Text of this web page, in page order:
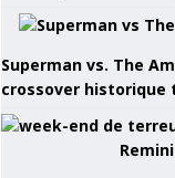
Superman vs. The
crossover historique